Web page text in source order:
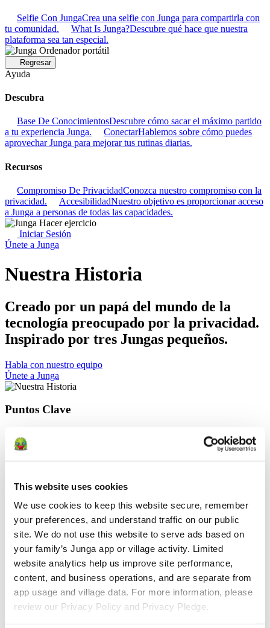
This website uses cookies
We use cookies to keep this website secure, remember
your preferences, and understand traffic on our public
site. We do not use this website to serve ads based on
your family’s Junga app or village activity. Limited
website analytics help us improve site performance,
content, and business operations, and are separate from
app usage and village data. For more information, please
review our Privacy Policy and Privacy Pledge.
Selfie Con JungaCrea una selfie con Junga para compartirla con
tu comunidad.
What Is Junga?Descubre qué hace que nuestra
plataforma sea tan especial.
Regresar
Ayuda
Descubra
Base De ConocimientosDescubre cómo sacar el máximo partido
a tu experiencia Junga.
ConectarHablemos sobre cómo puedes
aprovechar Junga para mejorar tus rutinas diarias.
Recursos
Compromiso De PrivacidadConozca nuestro compromiso con la
privacidad.
AccesibilidadNuestro objetivo es proporcionar acceso
a Junga a personas de todas las capacidades.
Iniciar Sesión
Únete a Junga
Nuestra Historia
Creado por un papá del mundo de la
tecnología preocupado por la privacidad.
Inspirado por tres Jungas pequeños.
Habla con nuestro equipo
Únete a Junga
Puntos Clave
Method® inspiró el principio básico del refuerzo.
El nombre «Junga» proviene de una palabra inventada por el
identidad centrada en la familia
hijos es un trabajo en equipo. Junga está diseñada para que
padres, cuidadores, educadores y terapeutas trabajen al
unísono.
funciones y la interfaz de Junga se diseñaron en colaboración
con los hijos del fundador, con el fin de que la experiencia sea
lúdica, motivadora y centrada en la familia.
Más allá de las tareas: nuestro catálogo abarca la amabilidad,
el espíritu de compartir, la valentía, la serenidad y el liderazgo,
de modo que el progreso refleje un verdadero crecimiento